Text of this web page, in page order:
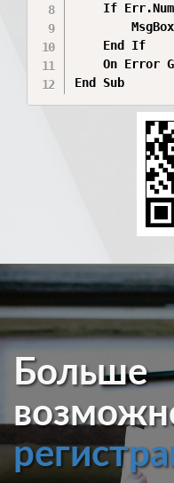
If
    End If
On Error
End Sub
Больше